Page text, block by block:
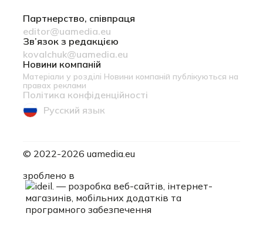
Партнерство, співпраця
editor@uamedia.eu
Зв’язок з редакцією
kovalchuk@uamedia.eu
Новини компаній
Матеріали у розділі Новини компаній публікуються на
правах реклами
Політика конфіденційності
Русский язык
© 2022-2026 uamedia.eu
зроблено в